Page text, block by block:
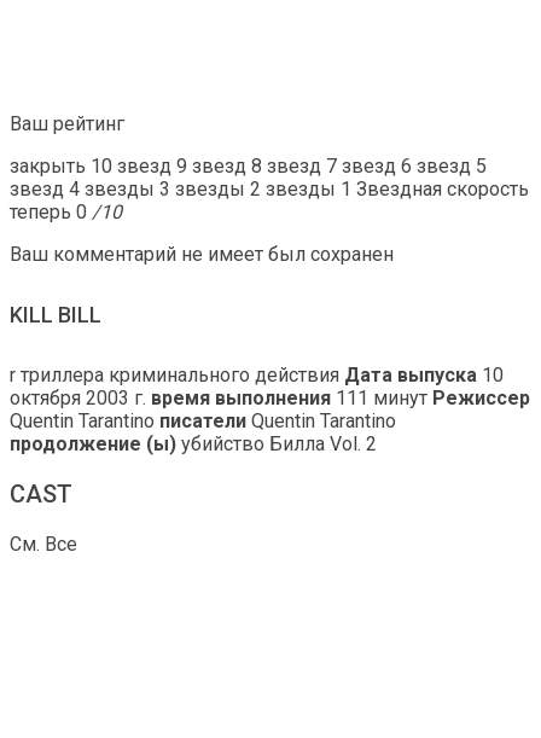
Ваш рейтинг
закрыть 10 звезд 9 звезд 8 звезд 7 звезд 6 звезд 5
звезд 4 звезды 3 звезды 2 звезды 1 Звездная скорость
теперь 0 /10
Ваш комментарий не имеет был сохранен
KILL BILL
r триллера криминального действия Дата выпуска 10
октября 2003 г. время выполнения 111 минут Режиссер
Quentin Tarantino писатели Quentin Tarantino
продолжение (ы) убийство Билла Vol. 2
CAST
См. Все